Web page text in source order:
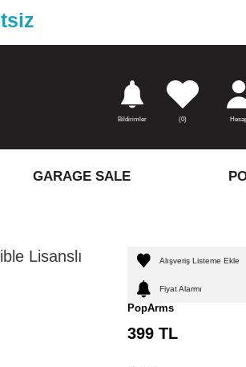
Bildirimler (0)
GARAGE SALE
Lisanslı
Alışveriş Listeme Ekle
Fiyat Alarmı
PopArms
399TL